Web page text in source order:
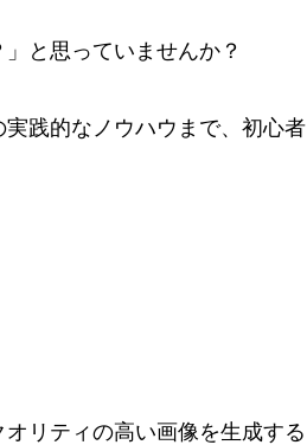
と思っていませんか？
践的なノウハウまで、初心者
リティの高い画像を生成する